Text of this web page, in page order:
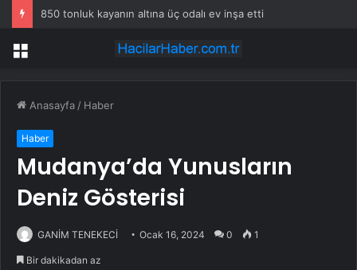
850 tonluk kayanın altına üç odalı ev inşa etti
Menü
Anasayfa / Haber
Haber
Mudanya’da Yunusların
Deniz Gösterisi
GANİM TENEKECİ Ocak 16, 2024 0 1
Bir dakikadan az